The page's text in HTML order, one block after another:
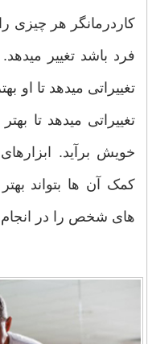
کاردرمانگر هر چیزی
فرد باشد تغيير
تغییراتی میدهد تا او
تغییراتی میدهد تا
خویش برآید.
کمک آن ها بتواند
های شخص را در